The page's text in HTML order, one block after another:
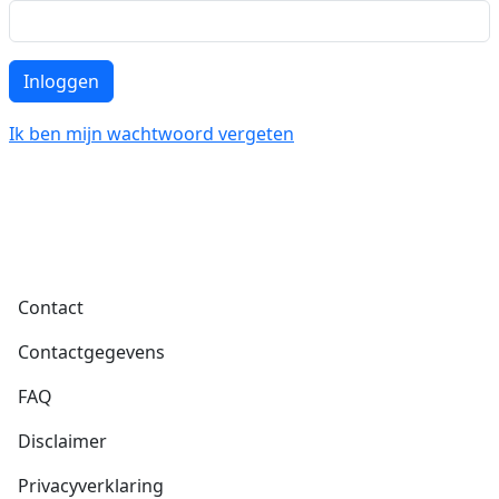
Inloggen
Ik ben mijn wachtwoord vergeten
Voet
Contact
Contactgegevens
FAQ
Disclaimer
Privacyverklaring